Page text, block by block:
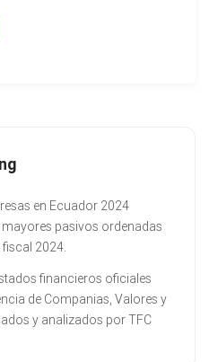
en Ecuador 2024
pasivos ordenadas
2024.
financieros oficiales
de Companias, Valores y
y analizados por TFC